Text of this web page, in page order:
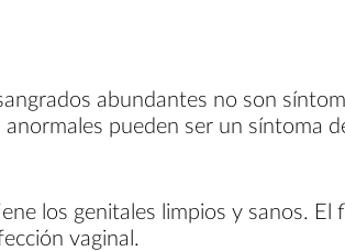
abundantes no son
pueden ser un síntoma
los genitales limpios y sanos.
vaginal.